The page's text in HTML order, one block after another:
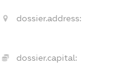
dossier.address:
dossier.capital: